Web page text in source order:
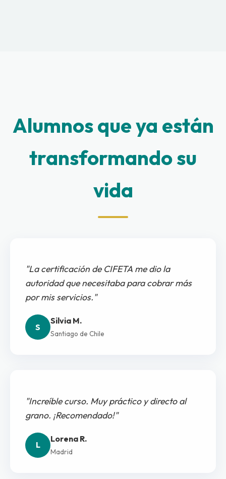
Alumnos que ya están
transformando su
vida
"La certificación de CIFETA me dio la
autoridad que necesitaba para cobrar más
por mis servicios."
S
Silvia M.
Santiago de Chile
"Increíble curso. Muy práctico y directo al
grano. ¡Recomendado!"
L
Lorena R.
Madrid